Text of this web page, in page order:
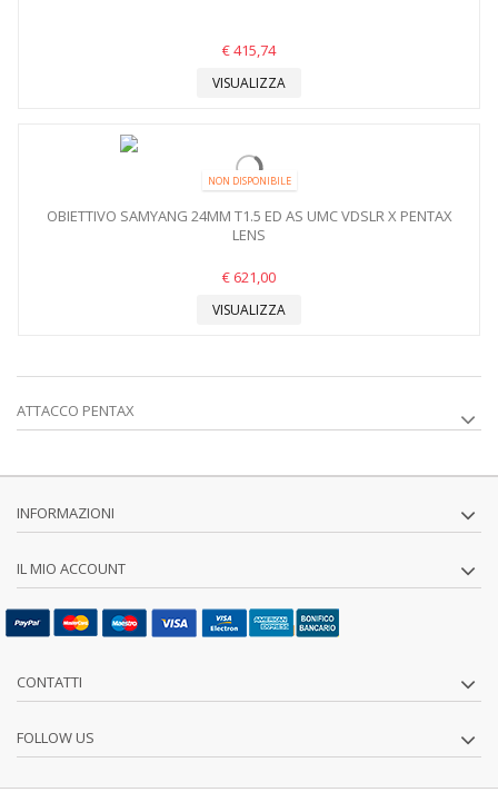
€ 415,74
VISUALIZZA
NON DISPONIBILE
OBIETTIVO SAMYANG 24MM T1.5 ED AS UMC VDSLR X PENTAX
LENS
€ 621,00
VISUALIZZA
ATTACCO PENTAX
INFORMAZIONI
IL MIO ACCOUNT
CONTATTI
FOLLOW US